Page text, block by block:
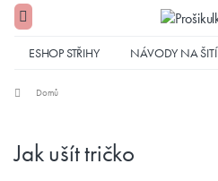
ESHOP STŘIHY NÁVODY NA ŠITÍ
Domů
Jak ušít tričko